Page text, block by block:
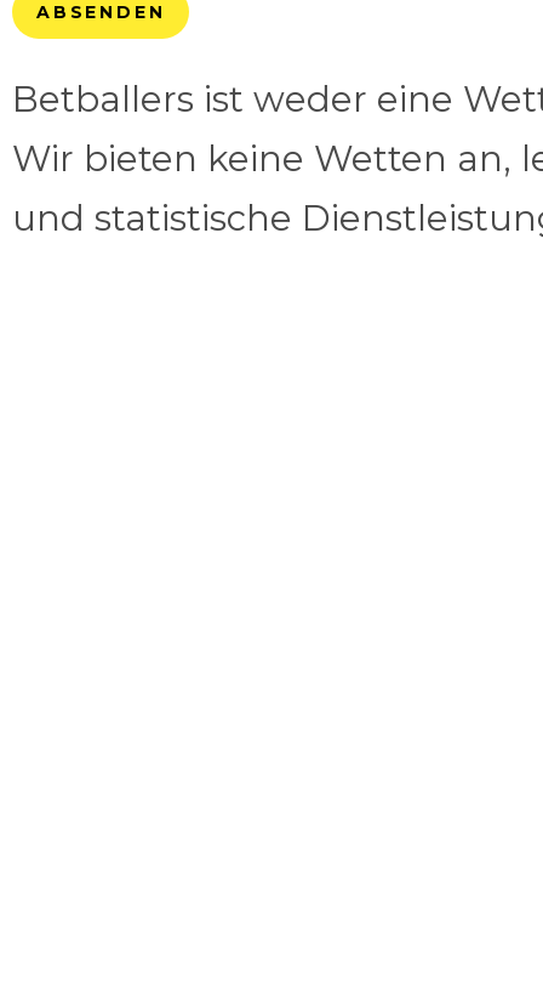
ABSENDEN
Betballers ist weder eine
Wir bieten keine Wetten an,
und statistische